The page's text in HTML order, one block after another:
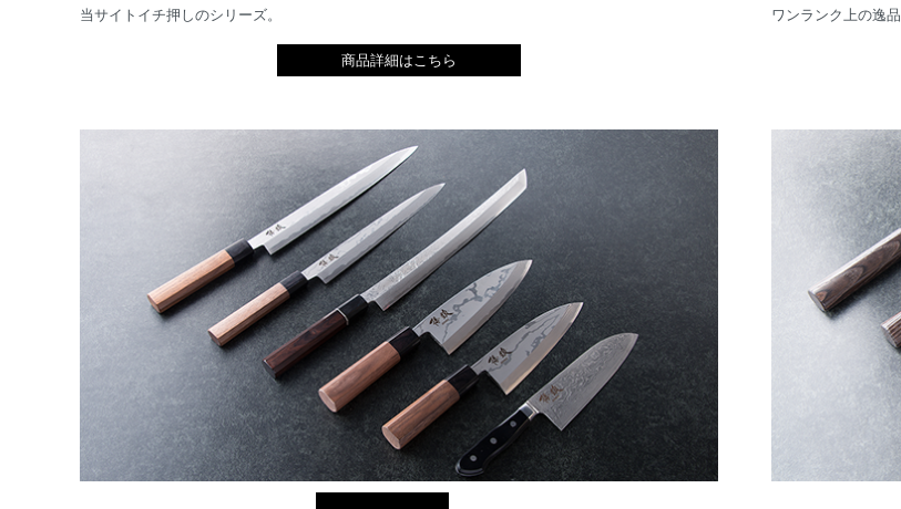
当サイトイチ押しのシリーズ。
商品詳細はこちら
ワンランク上の逸